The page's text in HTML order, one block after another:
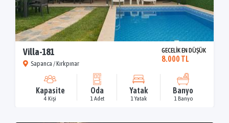
Villa-181
Sapanca / Kırkpınar
GECELİK EN DÜŞÜK
8.000 TL
Kapasite
4 Kişi
Oda
1 Adet
Yatak
1 Yatak
Banyo
1 Banyo